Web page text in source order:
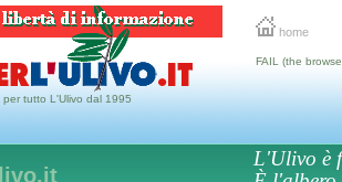
home
tutto L'Ulivo dal 1995
FAIL (the
L'Ulivo è